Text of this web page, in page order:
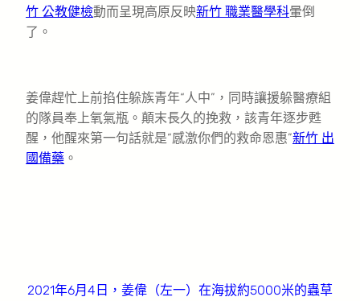
竹 公教健檢動而呈現高原反映新竹 職業醫學科暈倒
了。
姜偉趕忙上前掐住躲族青年“人中”，同時讓援躲醫療組
的隊員奉上氧氣瓶。顛末長久的挽救，該青年逐步甦
醒，他醒來第一句話就是“感激你們的救命恩惠”新竹 出
國備藥 。
2021年6月4日，姜偉（左一）在海拔約5000米的蟲草